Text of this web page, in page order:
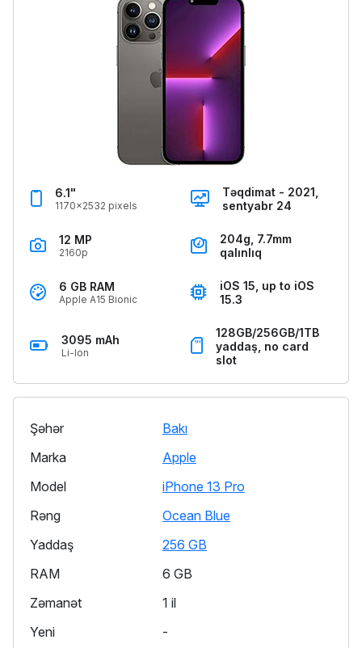
6.1"
1170x2532 pixels
Təqdimat - 2021,
sentyabr 24
12 MP
2160p
204g, 7.7mm
qalınlıq
6 GB RAM
Apple A15 Bionic
iOS 15, up to iOS
15.3
3095 mAh
Li-Ion
128GB/256GB/1TB
yaddaş, no card
slot
Şəhər
Bakı
Marka
Apple
Model
iPhone 13 Pro
Rəng
Ocean Blue
Yaddaş
256 GB
RAM
6 GB
Zəmanət
1 il
Yeni
-